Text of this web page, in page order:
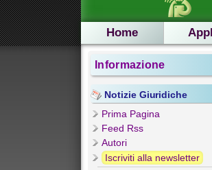
Home
Informazione
Notizie Giuridiche
Prima Pagina
Feed Rss
Autori
Iscriviti alla newsletter